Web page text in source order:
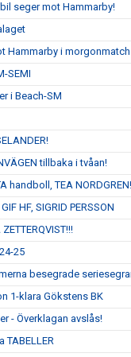
seger mot Hammarby!
Hammarby i morgonmatch
SEMI
i Beach-SM
tillbaka i tvåan!
handboll, TEA
HF, SIGRID PERSSON
25
besegrade
1-klara Gökstens BK
- Överklagan avslås!
TABELLER